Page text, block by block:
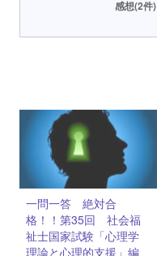
感想(2件)
一問一答 絶対合
格！！第35回 社会福
祉士国家試験「心理学
理論と心理的支援」編